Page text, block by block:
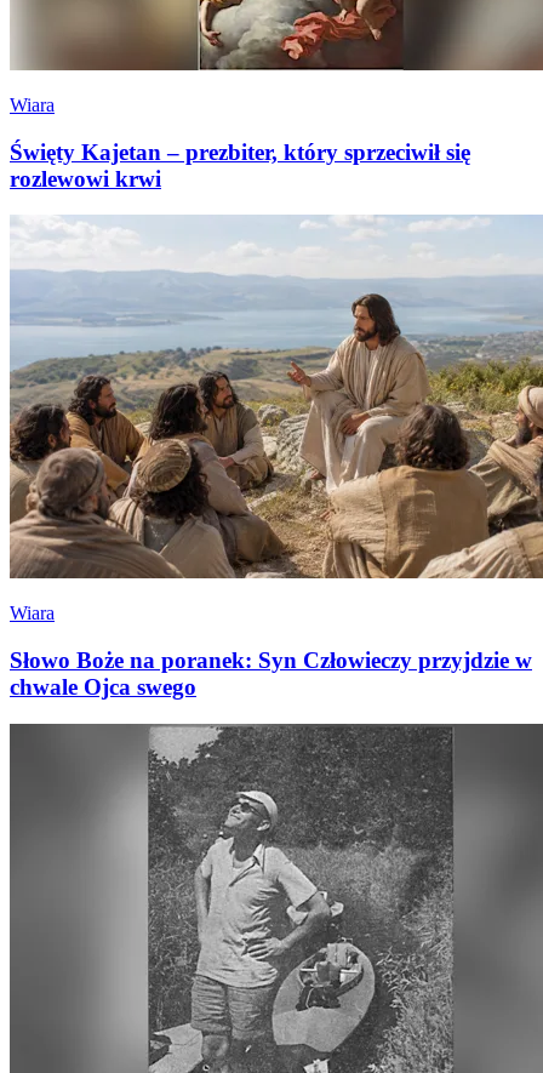
Wiara
Święty Kajetan – prezbiter, który sprzeciwił się
rozlewowi krwi
Wiara
Słowo Boże na poranek: Syn Człowieczy przyjdzie w
chwale Ojca swego